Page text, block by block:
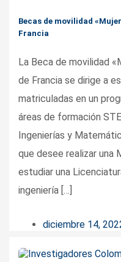
Becas de movilidad
Francia
La Beca de movilidad
de Francia se dirige a
matriculadas en un
áreas de formación
Ingenierías y
que desee realizar una
estudiar una
ingeniería […]
diciembre 14,